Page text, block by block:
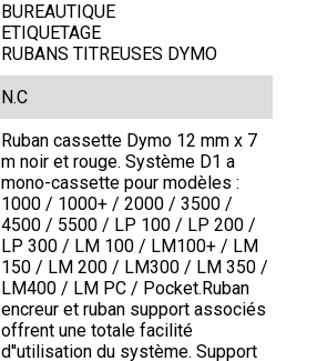
BUREAUTIQUE
ETIQUETAGE
RUBANS TITREUSES DYMO
N.C
Ruban cassette Dymo 12 mm x 7
m noir et rouge. Système D1 a
mono-cassette pour modèles :
1000 / 1000+ / 2000 / 3500 /
4500 / 5500 / LP 100 / LP 200 /
LP 300 / LM 100 / LM100+ / LM
150 / LM 200 / LM300 / LM 350 /
LM400 / LM PC / Pocket.Ruban
encreur et ruban support associés
offrent une totale facilité
d''utilisation du système. Support